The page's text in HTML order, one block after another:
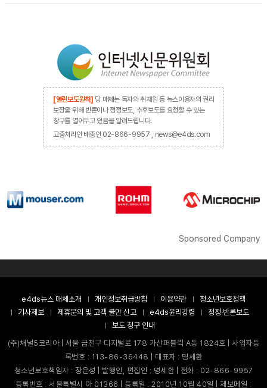
[열린보도원칙] 당 매체는 독자와 취재원 등 뉴스이용자의 권리
보장을 위해 반론이나 정정보도, 추후보도를 요청할 수 있는
창구를 열어두고 있음을 알려드립니다.
고충처리인 배종인 02-866-9957 , news@e4ds.com
Sponsored Company
e4ds뉴스 매체소개 개인정보취급방침 이용약관
청소년보호정책
기사제보
제휴문의 및 고객 불만 신고 e4ds윤리강령
정정·반론보도
보도 청구 안내
(주)채널5코리아 | 서울 금천구 디지털로 178 가산퍼블릭 A동 1824호 | 사업자등
록번호 : 113-86-36448 | 대표자 : 명세환
청소년보호책임자 : 장은성 | 발행인, 편집인 : 명세환 | 전화 : 02-866-9957
등록번호 : 서울특별시 아 01366 | 등록일 : 2010년 10월 40일 | 제보메일 :